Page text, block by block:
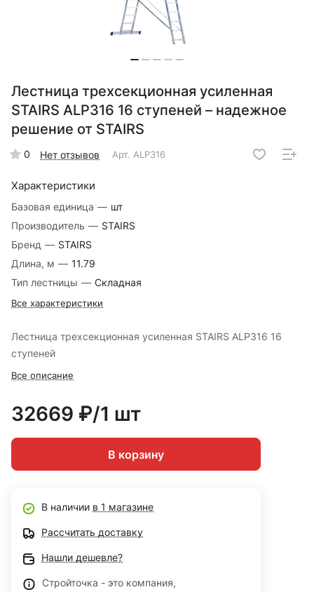
Лестница трехсекционная усиленная
STAIRS ALP316 16 ступеней – надежное
решение от STAIRS
0 Нет отзывов Арт. ALP316
Характеристики
Базовая единица — шт
Производитель — STAIRS
Бренд — STAIRS
Длина, м — 11.79
Тип лестницы — Складная
Все характеристики
Лестница трехсекционная усиленная STAIRS ALP316 16
ступеней
Все описание
32669 ₽/1 шт
В корзину
В наличии в 1 магазине
Рассчитать доставку
Нашли дешевле?
Стройточка - это компания,